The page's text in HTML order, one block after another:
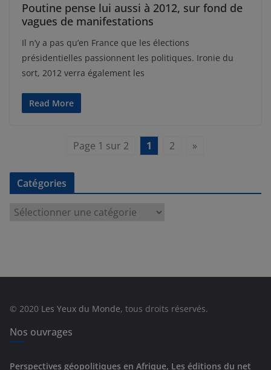
Poutine pense lui aussi à 2012, sur fond de
vagues de manifestations
Il n’y a pas qu’en France que les élections
présidentielles passionnent les politiques. Ironie du
sort, 2012 verra également les
Read More
Page 1 sur 2 1 2 »
Catégories
e
© 2020 Les Yeux du Monde, tous droits réservés.
Nos ouvrages
Perspectives géopolitiques en Afrique, Les éditions du net